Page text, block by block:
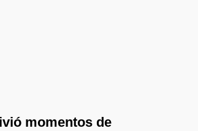
momentos de